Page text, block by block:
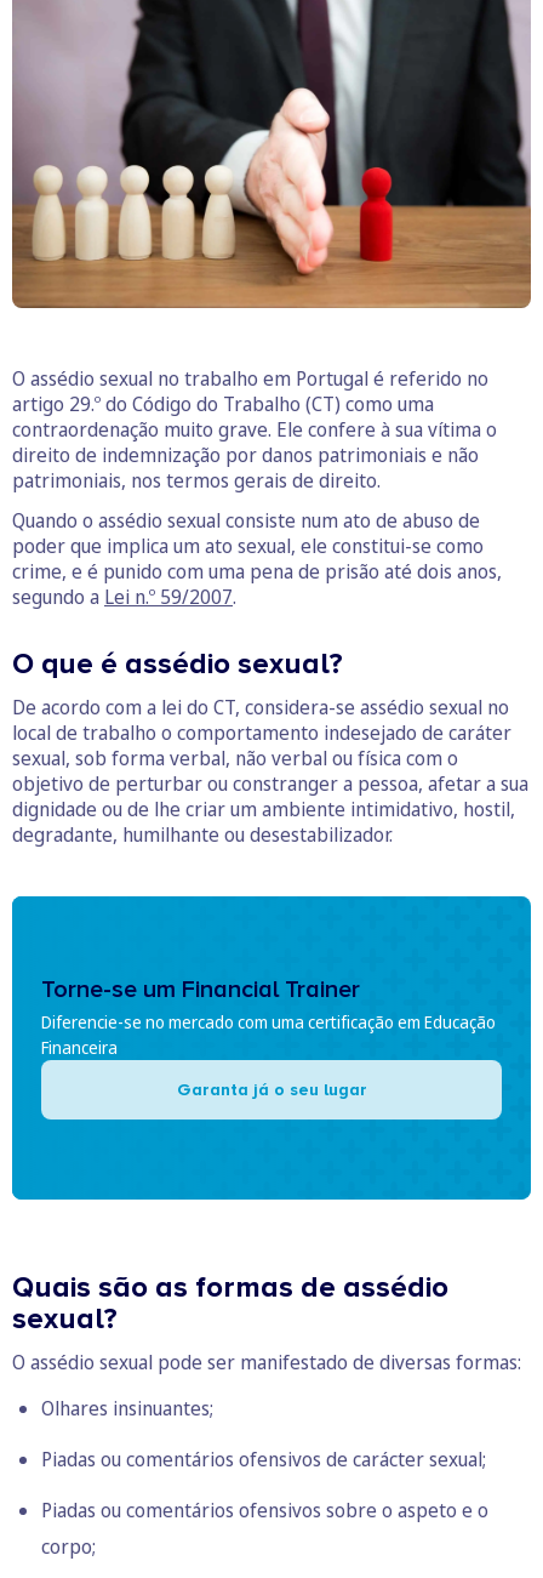
O assédio sexual no trabalho em Portugal é referido no
artigo 29.º do Código do Trabalho (CT) como uma
contraordenação muito grave. Ele confere à sua vítima o
direito de indemnização por danos patrimoniais e não
patrimoniais, nos termos gerais de direito.
Quando o assédio sexual consiste num ato de abuso de
poder que implica um ato sexual, ele constitui-se como
crime, e é punido com uma pena de prisão até dois anos,
segundo a Lei n.º 59/2007.
O que é assédio sexual?
De acordo com a lei do CT, considera-se assédio sexual no
local de trabalho o comportamento indesejado de caráter
sexual, sob forma verbal, não verbal ou física com o
objetivo de perturbar ou constranger a pessoa, afetar a sua
dignidade ou de lhe criar um ambiente intimidativo, hostil,
degradante, humilhante ou desestabilizador.
Torne-se um Financial Trainer
Diferencie-se no mercado com uma certificação em Educação
Financeira
Garanta já o seu lugar
Quais são as formas de assédio
sexual?
O assédio sexual pode ser manifestado de diversas formas:
Olhares insinuantes;
Piadas ou comentários ofensivos de carácter sexual;
Piadas ou comentários ofensivos sobre o aspeto e o
corpo;